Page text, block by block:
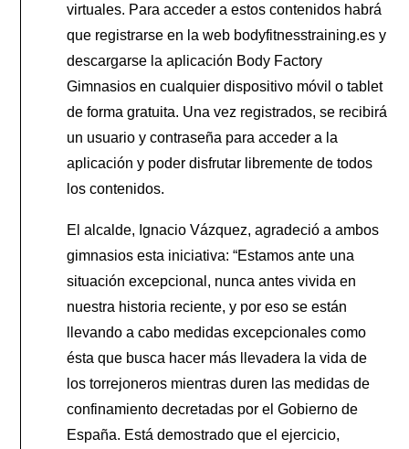
virtuales. Para acceder a estos contenidos habrá
que registrarse en la web bodyfitnesstraining.es y
descargarse la aplicación Body Factory
Gimnasios en cualquier dispositivo móvil o tablet
de forma gratuita. Una vez registrados, se recibirá
un usuario y contraseña para acceder a la
aplicación y poder disfrutar libremente de todos
los contenidos.
El alcalde, Ignacio Vázquez, agradeció a ambos
gimnasios esta iniciativa: “Estamos ante una
situación excepcional, nunca antes vivida en
nuestra historia reciente, y por eso se están
llevando a cabo medidas excepcionales como
ésta que busca hacer más llevadera la vida de
los torrejoneros mientras duren las medidas de
confinamiento decretadas por el Gobierno de
España. Está demostrado que el ejercicio,